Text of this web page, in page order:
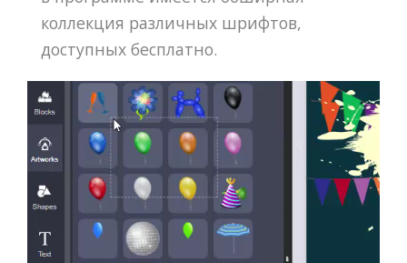
коллекция различных шрифтов,
доступных бесплатно.